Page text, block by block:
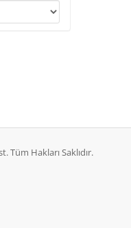
Tüm Hakları Saklıdır.